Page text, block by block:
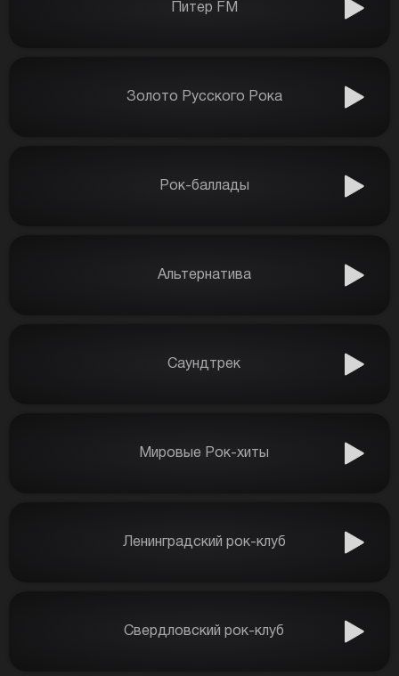
Питер FM
Золото Русского Рока
Рок-баллады
Альтернатива
Саундтрек
Мировые Рок-хиты
Ленинградский рок-клуб
Свердловский рок-клуб